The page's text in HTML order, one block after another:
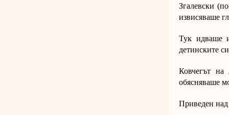
Згалевски
извисяваше
Тук идваше
детинските
Ковчегът
обясняваше
Приведен